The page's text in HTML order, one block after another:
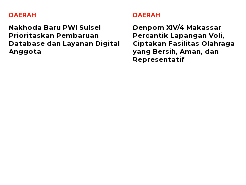
DAERAH
Nakhoda Baru PWI Sulsel
Prioritaskan Pembaruan
Database dan Layanan Digital
Anggota
DAERAH
Denpom XIV/4 Makassar
Percantik Lapangan Voli,
Ciptakan Fasilitas Olahraga
yang Bersih, Aman, dan
Representatif